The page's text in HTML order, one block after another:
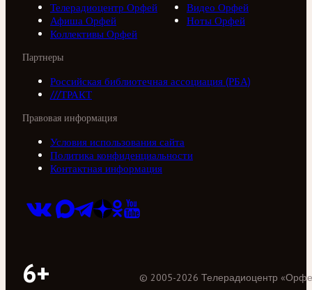
Телерадиоцентр Орфей
Видео Орфей
Афиша Орфей
Ноты Орфей
Коллективы Орфей
Партнеры
Российская библиотечная ассоциация (РБА)
///ТРАКТ
Правовая информация
Условия использования сайта
Политика конфиденциальности
Контактная информация
6+ © 2005-2026 Телерадиоцентр